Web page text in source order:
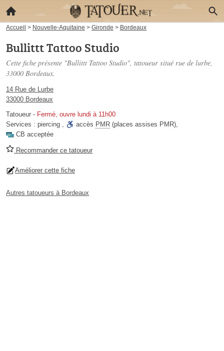
Accueil > Nouvelle-Aquitaine > Gironde > Bordeaux
Bullittt Tattoo Studio
Cette fiche présente "Bullittt Tattoo Studio", tatoueur situé rue de lurbe,
33000 Bordeaux.
14 Rue de Lurbe
33000 Bordeaux
Tatoueur - Fermé, ouvre lundi à 11h00
Services : piercing , accès PMR (places assises PMR),
CB acceptée
Recommander ce tatoueur
Améliorer cette fiche
Autres tatoueurs à Bordeaux